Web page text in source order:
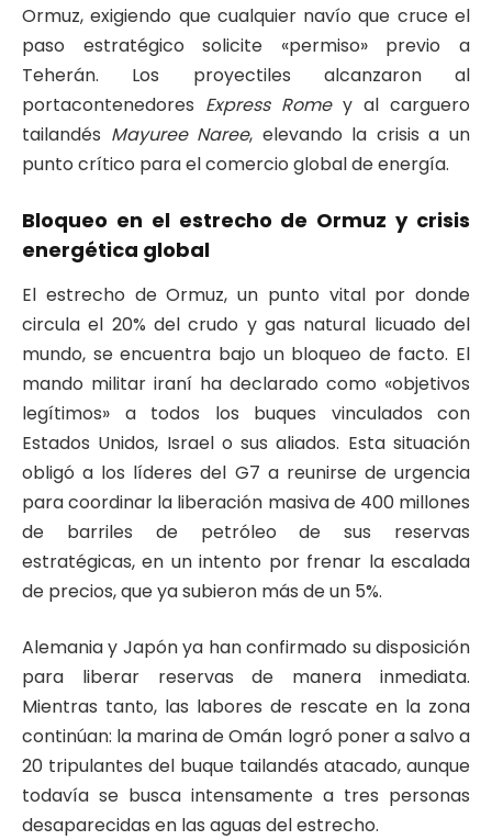
Ormuz, exigiendo que cualquier navío que cruce el
paso estratégico solicite «permiso» previo a
Teherán.
Los proyectiles alcanzaron al
portacontenedores Express Romey al carguero
tailandés Mayuree Naree, elevando la crisis a un
punto crítico para el comercio global de energía.
Bloqueo en el estrecho de Ormuz y crisis
energética global
El estrecho de Ormuz, un punto vital por donde
circula el 20% del crudo y gas natural licuado del
mundo, se encuentra bajo un bloqueo de facto. El
mando militar iraní ha declarado como «objetivos
legítimos» a todos los buques vinculados con
Estados Unidos, Israel o sus aliados. Esta situación
obligó a los líderes del G7 a reunirse de urgencia
para coordinar la liberación masiva de 400 millones
de barriles de petróleo de sus reservas
estratégicas, en un intento por frenar la escalada
de precios, que ya subieron más de un 5%.
Alemania y Japón ya han confirmado su disposición
para liberar reservas de manera inmediata.
Mientras tanto, las labores de rescate en la zona
continúan: la marina de Omán logró poner a salvo a
20 tripulantes del buque tailandés atacado, aunque
todavía se busca intensamente a tres personas
desaparecidas en las aguas del estrecho.